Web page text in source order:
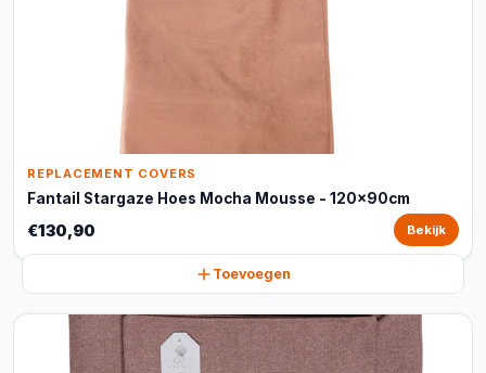
REPLACEMENT COVERS
Fantail Stargaze Hoes Mocha Mousse - 120x90cm
€130,90 Bekijk
Toevoegen